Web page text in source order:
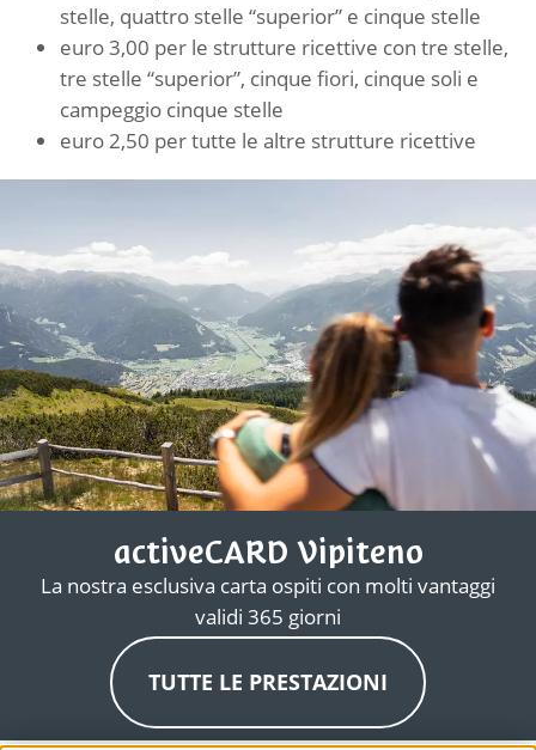
stelle, quattro stelle “superior” e cinque stelle
euro 3,00 per le strutture ricettive con tre stelle,
tre stelle “superior”, cinque fiori, cinque soli e
campeggio cinque stelle
euro 2,50 per tutte le altre strutture ricettive
activeCARD Vipiteno
La nostra esclusiva carta ospiti con molti vantaggi
validi 365 giorni
TUTTE LE PRESTAZIONI